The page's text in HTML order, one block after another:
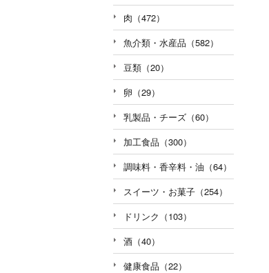
肉（472）
魚介類・水産品（582）
豆類（20）
卵（29）
乳製品・チーズ（60）
加工食品（300）
調味料・香辛料・油（64）
スイーツ・お菓子（254）
ドリンク（103）
酒（40）
健康食品（22）